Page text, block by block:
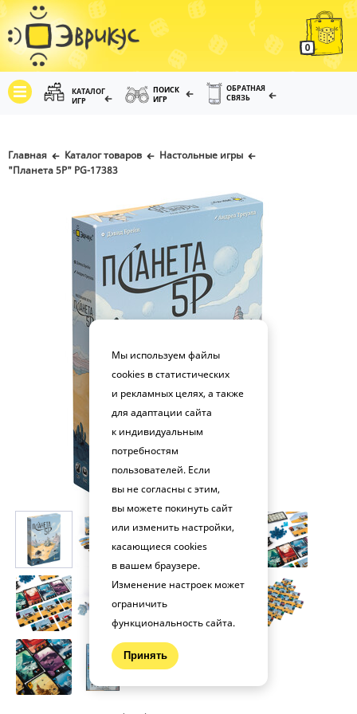
0
КАТАЛОГ
ИГР
ПОИСК
ИГР
ОБРАТНАЯ
СВЯЗЬ
Главная Каталог товаров
Настольные игры
"Планета 5Р" PG-17383
Мы используем файлы
cookies в статистических
и рекламных целях, а также
для адаптации сайта
к индивидуальным
потребностям
пользователей. Если
вы не согласны с этим,
вы можете покинуть сайт
или изменить настройки,
касающиеся cookies
в вашем браузере.
Изменение настроек может
ограничить
функциональность сайта.
Принять